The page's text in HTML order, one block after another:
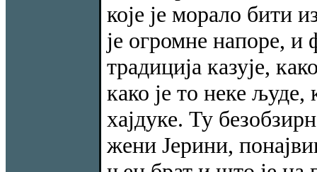
које је морало бити
је огромне напоре,
традиција казује,
како је то неке
хајдуке. Ту
жени Јерини,